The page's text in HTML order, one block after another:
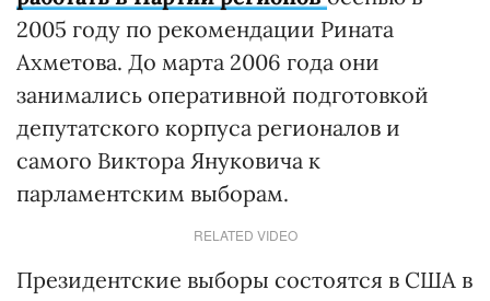
2005 году по рекомендации Рината
Ахметова. До марта 2006 года они
занимались оперативной подготовкой
депутатского корпуса регионалов и
самого Виктора Януковича к
парламентским выборам.
RELATED VIDEO
Президентские выборы состоятся в США в